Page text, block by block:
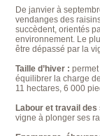
De janvier à
vendanges des
succèdent, orientés
environnement. Le
être dépassé par la
Taille d’hiver :
équilibrer la charge
11 hectares, 6 000
Labour et travail des
vigne à plonger ses